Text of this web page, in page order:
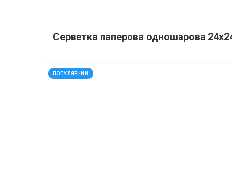
Серветка паперова одношарова
ПОПУЛЯРНИЙ
код: 91115